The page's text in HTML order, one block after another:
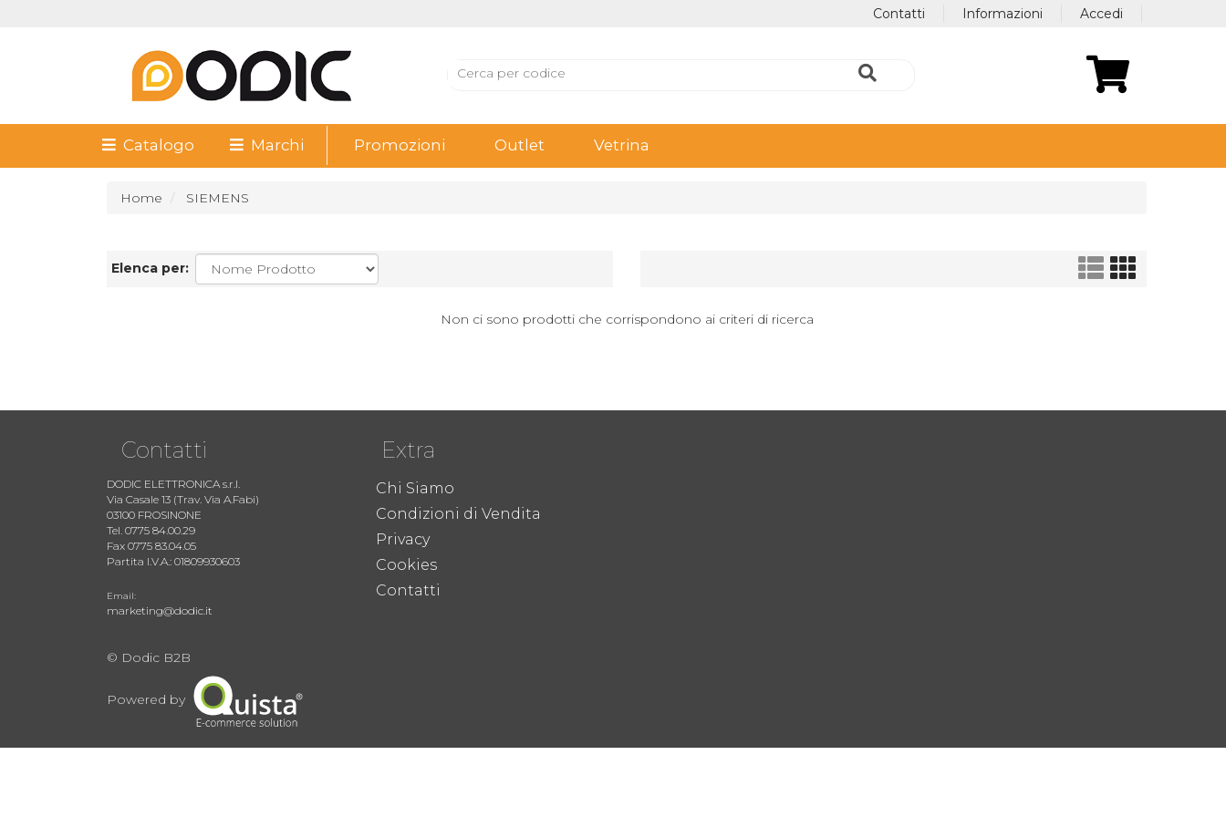
Accedi
Informazioni
Contatti
Catalogo Marchi Promozioni Outlet Vetrina
Home SIEMENS
Elenca per:
Non ci sono prodotti che corrispondono ai criteri di ricerca
Contatti
DODIC ELETTRONICA s.r.l.
Via Casale 13 (Trav. Via A.Fabi)
03100 FROSINONE
Tel. 0775 84.00.29
Fax 0775 83.04.05
Partita I.V.A.: 01809930603
Email:
marketing@dodic.it
Extra
Chi Siamo
Condizioni di Vendita
Privacy
Cookies
Contatti
© Dodic B2B
Powered by